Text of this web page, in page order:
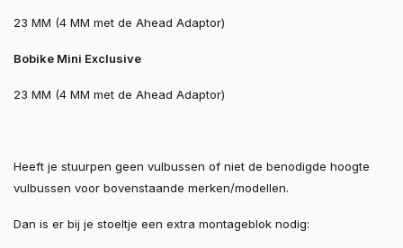
23 MM (4 MM met de Ahead Adaptor)
Bobike Mini Exclusive
23 MM (4 MM met de Ahead Adaptor)
Heeft je stuurpen geen vulbussen of niet de benodigde hoogte
vulbussen voor bovenstaande merken/modellen.
Dan is er bij je stoeltje een extra montageblok nodig: